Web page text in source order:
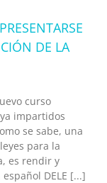
DE LA
curso
impartidos
se sabe, una
para la
es rendir y
DELE [...]